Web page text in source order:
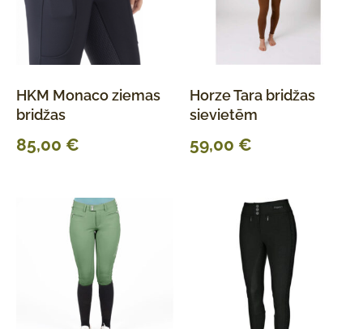
HKM Monaco ziemas
bridžas
85,00 €
Horze Tara bridžas
sievietēm
59,00 €